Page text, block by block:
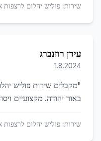
שירות: פוליש יהלום לרצפות
עידן רוזנברג
1.8.2024
"מקבלים שירות פוליש
באור יהודה. מקצועיים
שירות: פוליש יהלום לרצפות